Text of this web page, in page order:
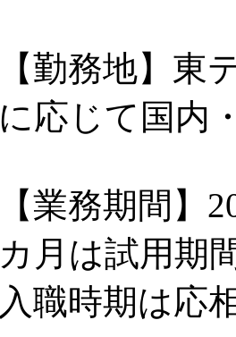
【勤務地】東
に応じて国内
【業務期間】
カ月は試用期
入職時期は応